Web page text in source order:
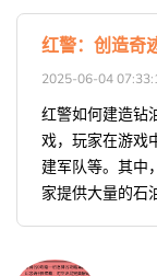
红警：创造奇
2025-06-04
红警如何建造钻
戏，玩家在游戏
建军队等。其中
家提供大量的石